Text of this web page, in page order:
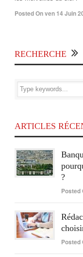
Posted Onven 14 Juin
RECHERCHE
ARTICLES
?
Posted
Posted